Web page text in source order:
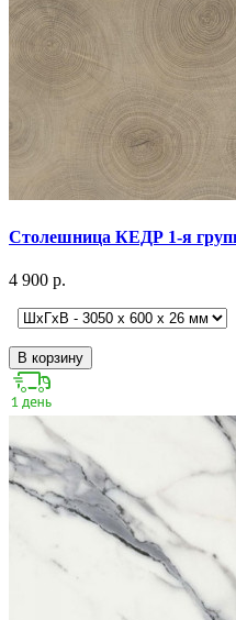
Столешница КЕДР 1-я
4 900 р.
В корзину